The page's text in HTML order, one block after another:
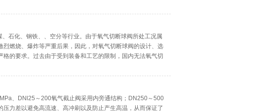
石化、钢铁、、空分等行业。由于氧气切断球阀所处工况属
燃烧、爆炸等严重后果，因此，对氧气切断球阀的设计、选
的要求。过去由于受到装备和工艺的限制，国内无法氧气切
长，且维修极为不便，不利于我
、DNl25～200氧气截止阀采用内旁通结构；DN250～500
力差以避免高流速、高冲刷以及防止产生高温，从而保证了